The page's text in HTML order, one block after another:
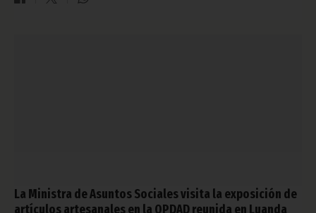
La Ministra de Asuntos Sociales visita la exposición de
artículos artesanales en la OPDAD reunida en Luanda